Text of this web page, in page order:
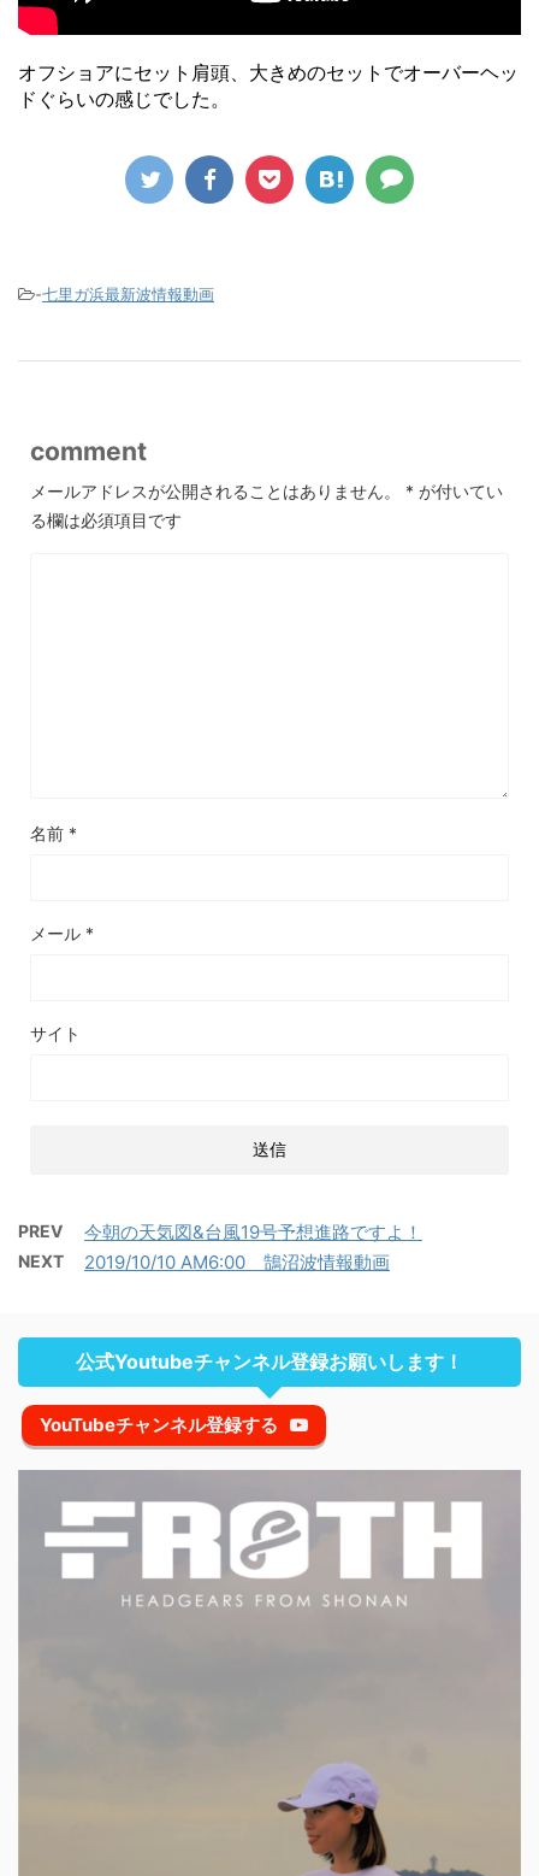
オフショアにセット肩頭、大きめのセットでオーバーヘッ
ドぐらいの感じでした。
-七里ガ浜最新波情報動画
comment
メールアドレスが公開されることはありません。 * が付いてい
る欄は必須項目です
名前 *
メール *
サイト
PREV 今朝の天気図&台風19号予想進路ですよ！
NEXT 2019/10/10 AM6:00 鵠沼波情報動画
公式Youtubeチャンネル登録お願いします！
YouTubeチャンネル登録する